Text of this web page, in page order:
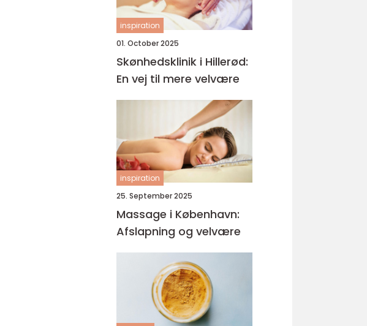
inspiration
01. October 2025
Skønhedsklinik i Hillerød:
En vej til mere velvære
inspiration
25. September 2025
Massage i København:
Afslapning og velvære